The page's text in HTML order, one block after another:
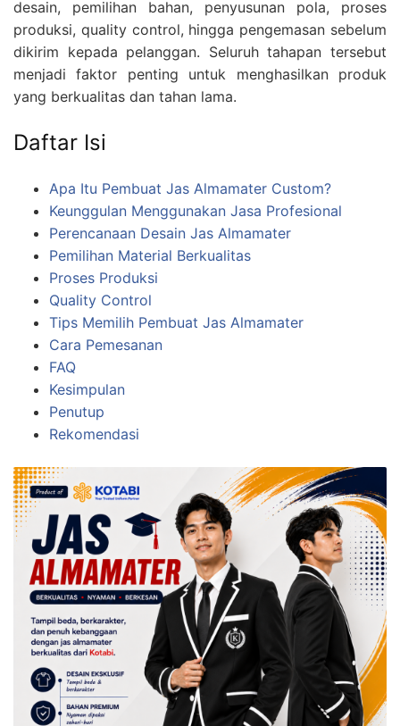
desain, pemilihan bahan, penyusunan pola, proses
produksi, quality control, hingga pengemasan sebelum
dikirim kepada pelanggan. Seluruh tahapan tersebut
menjadi faktor penting untuk menghasilkan produk
yang berkualitas dan tahan lama.
Daftar Isi
Apa Itu Pembuat Jas Almamater Custom?
Keunggulan Menggunakan Jasa Profesional
Perencanaan Desain Jas Almamater
Pemilihan Material Berkualitas
Proses Produksi
Quality Control
Tips Memilih Pembuat Jas Almamater
Cara Pemesanan
FAQ
Kesimpulan
Penutup
Rekomendasi